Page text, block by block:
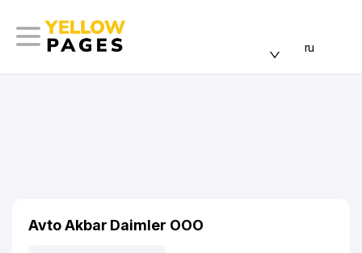
ru
Avto Akbar Daimler ООО